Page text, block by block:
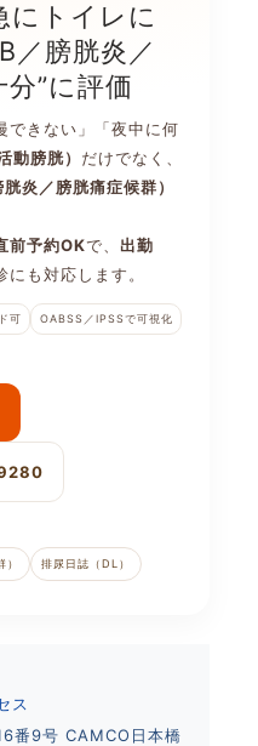
にトイレに
／膀胱炎／
”に評価
できない」「夜中に何
動膀胱） だけでなく、
炎／膀胱痛症候群）
前予約OKで、出勤
にも対応します。
可 OABSS／IPSSで可視化
排尿日誌（DL）
ス
番9号 CAMCO日本橋